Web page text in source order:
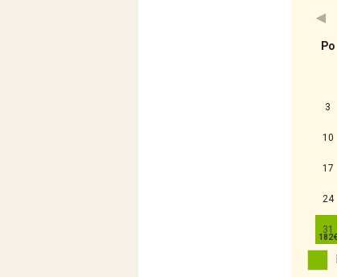
Po
3
10
17
24
31